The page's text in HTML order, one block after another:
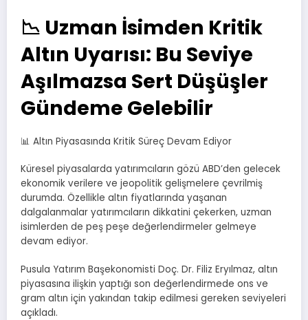
📉 Uzman İsimden Kritik
Altın Uyarısı: Bu Seviye
Aşılmazsa Sert Düşüşler
Gündeme Gelebilir
📊 Altın Piyasasında Kritik Süreç Devam Ediyor
Küresel piyasalarda yatırımcıların gözü ABD’den gelecek
ekonomik verilere ve jeopolitik gelişmelere çevrilmiş
durumda. Özellikle altın fiyatlarında yaşanan
dalgalanmalar yatırımcıların dikkatini çekerken, uzman
isimlerden de peş peşe değerlendirmeler gelmeye
devam ediyor.
Pusula Yatırım Başekonomisti Doç. Dr. Filiz Eryılmaz, altın
piyasasına ilişkin yaptığı son değerlendirmede ons ve
gram altın için yakından takip edilmesi gereken seviyeleri
açıkladı.